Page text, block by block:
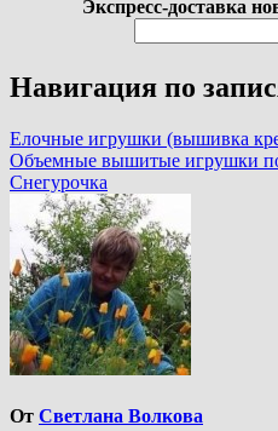
Экспресс-доставка
Навигация по
Елочные игрушки (вышивка
Объемные вышитые игрушки
Снегурочка
От Светлана Волкова